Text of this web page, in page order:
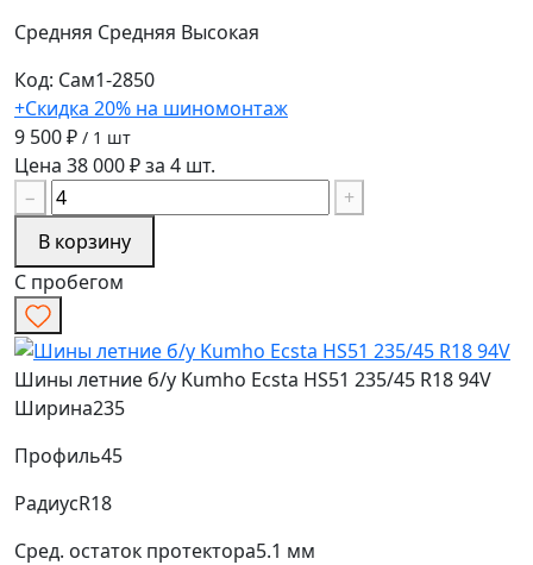
Средняя Средняя Высокая
Код: Сам1-2850
+Скидка 20% на шиномонтаж
9 500 ₽ / 1 шт
Цена 38 000 ₽ за 4 шт.
−
+
В корзину
С пробегом
Шины летние б/у Kumho Ecsta HS51 235/45 R18 94V
Ширина235
Профиль45
РадиусR18
Сред. остаток протектора5.1 мм